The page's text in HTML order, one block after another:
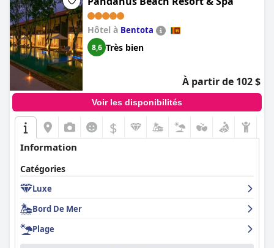
Hôtel à Bentota
8,6 Très bien
À partir de 102 $
Voir les disponibilités
$
Information
Catégories
Luxe
Bord De Mer
Plage